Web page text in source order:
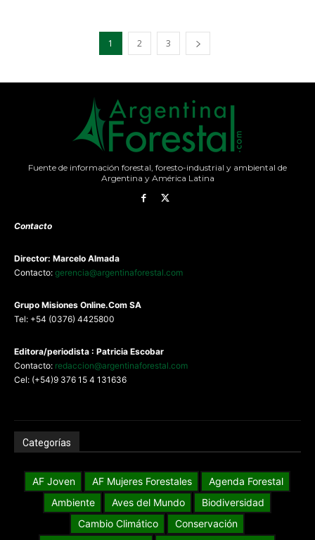
1 2 3
Fuente de información forestal, foresto-industrial y ambiental de
Argentina y América Latina
Contacto
Director: Marcelo Almada
Contacto: gerencia@argentinaforestal.com
Grupo Misiones Online.Com SA
Tel: +54 (0376) 4425800
Editora/periodista : Patricia Escobar
Contacto: redaccion@argentinaforestal.com
Cel: (+54)9 376 15 4 131636
Categorías
AF Joven AF Mujeres Forestales
Agenda Forestal
Ambiente
Aves del Mundo
Biodiversidad
Cambio Climático
Conservación